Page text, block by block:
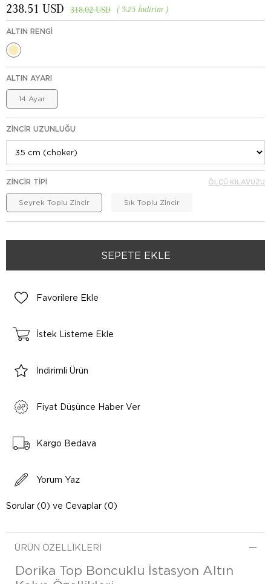
%25 İndirim
318.02 USD
238.51 USD
ALTIN RENGI
ALTIN AYARI
14 Ayar
ZINCIR UZUNLUĞU
ZINCIR TIPI
Seyrek Toplu Zincir Sık Toplu Zincir
ÖLÇÜ KILAVUZU
Favorilere Ekle
İstek Listeme Ekle
İndirimli Ürün
Fiyat Düşünce Haber Ver
Kargo Bedava
Yorum Yaz
Sorular (0) ve Cevaplar (0)
ÜRÜN ÖZELLIKLERI
Dorika Top Boncuklu İstasyon Altın